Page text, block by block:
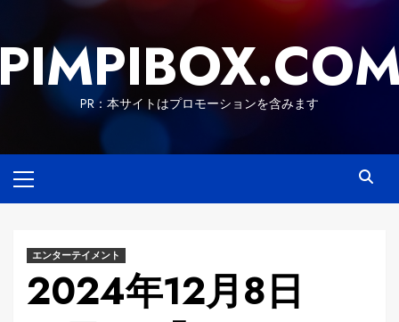
content
PR：本サイトはプロモーションを含みます
Menu
エンターテイメント
2024年12月8日